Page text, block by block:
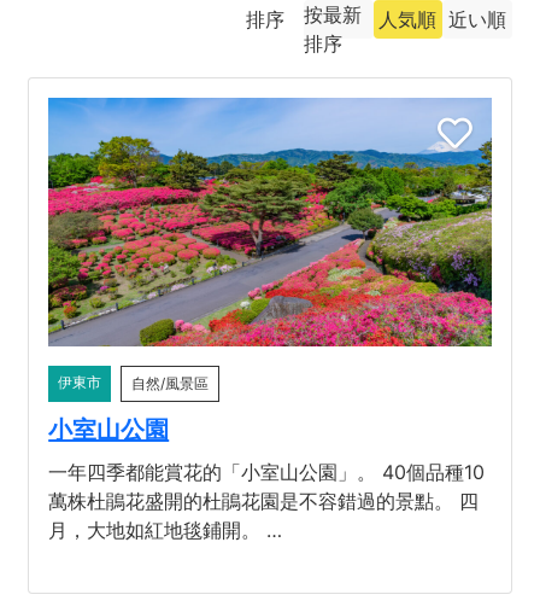
伊豆之國市
三島市
排序
按最新
排序
人気順 近い順
伊東市 自然/風景區
小室山公園
一年四季都能賞花的「小室山公園」。 40個品種10
萬株杜鵑花盛開的杜鵑花園是不容錯過的景點。 四
月，大地如紅地毯鋪開。 …